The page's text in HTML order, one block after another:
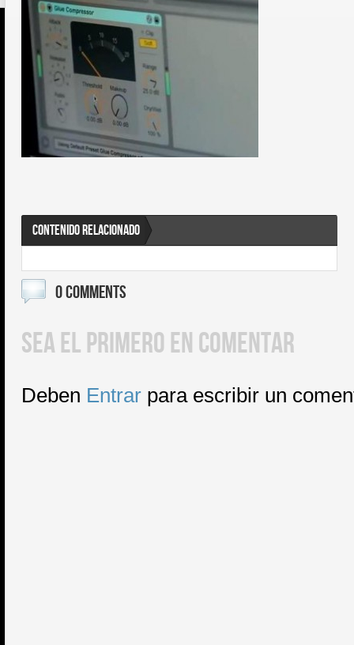
CONTENIDO RELACIONADO
0 COMMENTS
SEA EL PRIMERO EN COMENTAR
Deben Entrar para escribir un